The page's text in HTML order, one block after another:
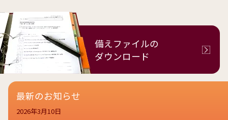
備えファイルの
ダウンロード
最新のお知らせ
2026年3月10日